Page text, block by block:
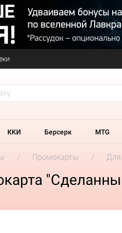
ККИ Берсерк MTG
Промокарты Для